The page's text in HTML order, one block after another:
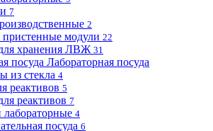
7
2
модули 22
хранения ЛВЖ 31
Лабораторная посуда
из стекла 4
реактивов 5
реактивов 7
4
посуда 6